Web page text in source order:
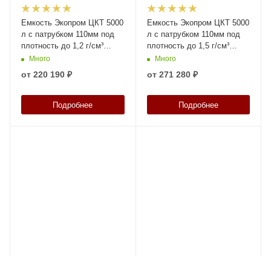
Емкость Экопром ЦКТ 5000
л с патрубком 110мм под
плотность до 1,2 г/см³
белая в обрешетке New
(разборной) с лестницей
Много
от 220 190 ₽
Подробнее
Емкость Экопром ЦКТ 5000
л с патрубком 110мм под
плотность до 1,5 г/см³
белая в обрешетке New
(разборной) с лестницей
Много
от 271 280 ₽
Подробнее